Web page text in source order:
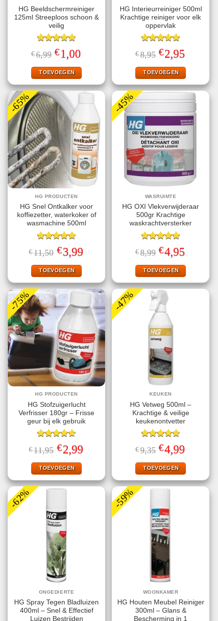
HG Beeldschermreiniger
125ml Streeploos schoon &
veilig
Gewaardeerd
4.78uit 5
€6,99 Oorspronkelijke
prijs
was:
€6,99.
€1,00
is:
€1,00.
TOEVOEGEN
HG Interieurreiniger 500ml
Krachtige reiniger voor elk
oppervlak
Gewaardeerd
5.00uit 5
€8,95 Oorspronkelijke
prijs
was:
€8,95.
€2,95
is:
€2,95.
TOEVOEGEN
-65%
HG PRODUCTEN
HG Snel Ontkalker voor
koffiezetter, waterkoker of
wasmachine 500ml
Gewaardeerd
4.80uit 5
€11,50 Oorspronkelijke
prijs
was:
€11,50.
€3,99Huidige
prijs
TOEVOEGEN
-45%
WASRUIMTE
HG OXI Vlekverwijderaar
500gr Krachtige
waskrachtversterker
Gewaardeerd
5.00uit 5
€8,99 Oorspronkelijke
prijs
was:
€8,99.
€4,95
is:
€4,95.
TOEVOEGEN
-75%
HG PRODUCTEN
HG Stofzuigerlucht
Verfrisser 180gr – Frisse
geur bij elk gebruik
Gewaardeerd
4.57uit 5
€11,95 Oorspronkelijke
prijs
was:
€11,95.
€2,99Huidige
prijs
TOEVOEGEN
-47%
KEUKEN
HG Vetweg 500ml –
Krachtige & veilige
keukenontvetter
Gewaardeerd
4.70uit 5
€9,35 Oorspronkelijke
prijs
was:
€9,35.
€4,99
is:
€4,99.
TOEVOEGEN
-62%
ONGEDIERTE
HG Spray Tegen Bladluizen
400ml – Snel & Effectief
Luizen Bestrijden
-59%
WOONKAMER
HG Houten Meubel Reiniger
300ml – Glans &
Bescherming in 1